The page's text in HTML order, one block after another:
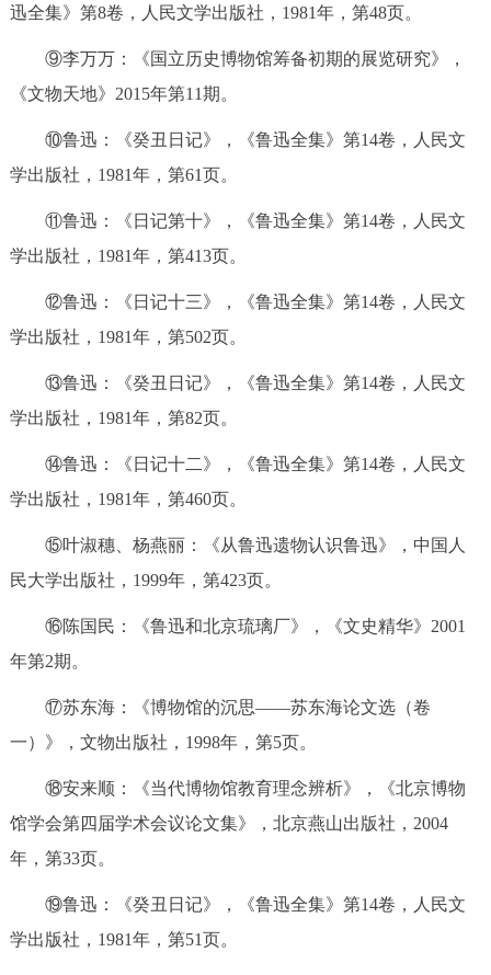
迅全集》第8卷，人民文学出版社，1981年，第48页。
⑨李万万：《国立历史博物馆筹备初期的展览研究》，
《文物天地》2015年第11期。
⑩鲁迅：《癸丑日记》，《鲁迅全集》第14卷，人民文
学出版社，1981年，第61页。
⑪鲁迅：《日记第十》，《鲁迅全集》第14卷，人民文
学出版社，1981年，第413页。
⑫鲁迅：《日记十三》，《鲁迅全集》第14卷，人民文
学出版社，1981年，第502页。
⑬鲁迅：《癸丑日记》，《鲁迅全集》第14卷，人民文
学出版社，1981年，第82页。
⑭鲁迅：《日记十二》，《鲁迅全集》第14卷，人民文
学出版社，1981年，第460页。
⑮叶淑穗、杨燕丽：《从鲁迅遗物认识鲁迅》，中国人
民大学出版社，1999年，第423页。
⑯陈国民：《鲁迅和北京琉璃厂》，《文史精华》2001
年第2期。
⑰苏东海：《博物馆的沉思——苏东海论文选（卷
一）》，文物出版社，1998年，第5页。
⑱安来顺：《当代博物馆教育理念辨析》，《北京博物
馆学会第四届学术会议论文集》，北京燕山出版社，2004
年，第33页。
⑲鲁迅：《癸丑日记》，《鲁迅全集》第14卷，人民文
学出版社，1981年，第51页。